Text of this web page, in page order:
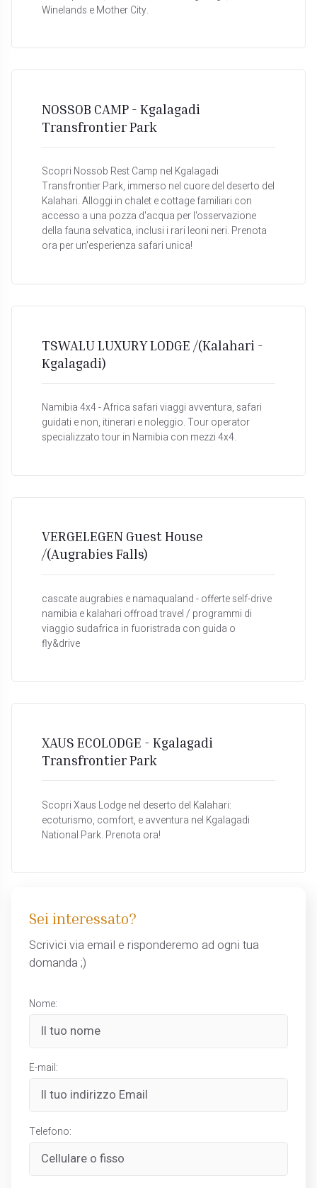
Winelands e Mother City.
NOSSOB CAMP - Kgalagadi
Transfrontier Park
Scopri Nossob Rest Camp nel Kgalagadi
Transfrontier Park, immerso nel cuore del deserto del
Kalahari. Alloggi in chalet e cottage familiari con
accesso a una pozza d'acqua per l'osservazione
della fauna selvatica, inclusi i rari leoni neri. Prenota
ora per un'esperienza safari unica!
TSWALU LUXURY LODGE /(Kalahari -
Kgalagadi)
Namibia 4x4 - Africa safari viaggi avventura, safari
guidati e non, itinerari e noleggio. Tour operator
specializzato tour in Namibia con mezzi 4x4.
VERGELEGEN Guest House
/(Augrabies Falls)
cascate augrabies e namaqualand - offerte self-drive
namibia e kalahari offroad travel / programmi di
viaggio sudafrica in fuoristrada con guida o
fly&drive
XAUS ECOLODGE - Kgalagadi
Transfrontier Park
Scopri Xaus Lodge nel deserto del Kalahari:
ecoturismo, comfort, e avventura nel Kgalagadi
National Park. Prenota ora!
Sei interessato?
Scrivici via email e risponderemo ad ogni tua
domanda ;)
Nome:
E-mail:
Telefono: